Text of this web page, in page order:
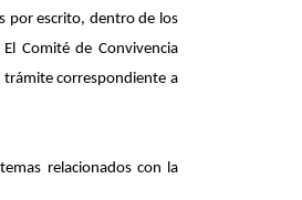
por escrito, dentro de los
Comité de Convivencia
trámite correspondiente a
relacionados con la